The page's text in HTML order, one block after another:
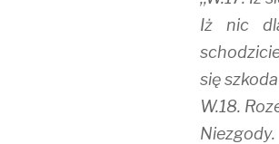
Iż nic
się
W.18.
Niezgody.